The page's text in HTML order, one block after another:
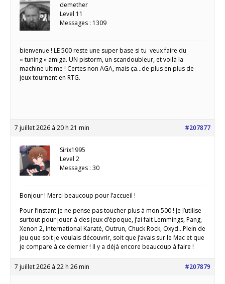
demether
Level 11
Messages : 1309
bienvenue ! LE 500 reste une super base si tu veux faire du
« tuning » amiga. UN pistorm, un scandoubleur, et voilà la
machine ultime ! Certes non AGA, mais ça…de plus en plus de
jeux tournent en RTG.
7 juillet 2026 à 20 h 21 min #207877
Sirix1995
Level 2
Messages : 30
Bonjour ! Merci beaucoup pour l’accueil !
Pour l’instant je ne pense pas toucher plus à mon 500 ! Je l’utilise
surtout pour jouer à des jeux d’époque, j’ai fait Lemmings, Pang,
Xenon 2, International Karaté, Outrun, Chuck Rock, Oxyd…Plein de
jeu que soit je voulais découvrir, soit que j’avais sur le Mac et que
je compare à ce dernier ! Il y a déjà encore beaucoup à faire !
7 juillet 2026 à 22 h 26 min #207879